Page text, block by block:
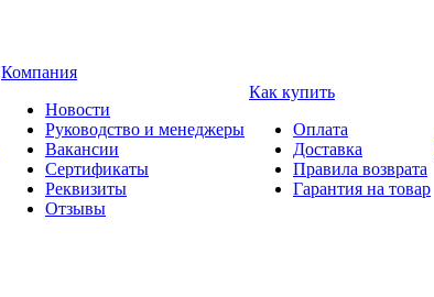
Компания
Новости
Руководство и менеджеры
Вакансии
Сертификаты
Реквизиты
Отзывы
Как купить
Оплата
Доставка
Правила возврата
Гарантия на товар